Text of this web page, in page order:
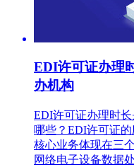
EDI许可证办理
办机构
EDI许可证办理时
哪些？EDI许可证
核心业务体现在三
网络电子设备数据